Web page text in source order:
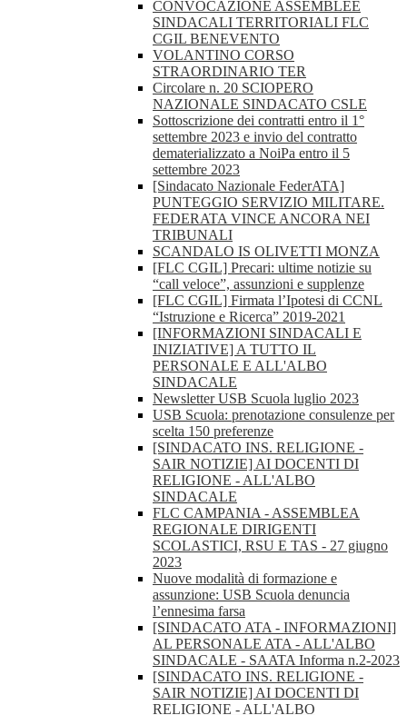
CONVOCAZIONE ASSEMBLEE
SINDACALI TERRITORIALI FLC
CGIL BENEVENTO
VOLANTINO CORSO
STRAORDINARIO TER
Circolare n. 20 SCIOPERO
NAZIONALE SINDACATO CSLE
Sottoscrizione dei contratti entro il 1°
settembre 2023 e invio del contratto
dematerializzato a NoiPa entro il 5
settembre 2023
[Sindacato Nazionale FederATA]
PUNTEGGIO SERVIZIO MILITARE.
FEDERATA VINCE ANCORA NEI
TRIBUNALI
SCANDALO IS OLIVETTI MONZA
[FLC CGIL] Precari: ultime notizie su
“call veloce”, assunzioni e supplenze
[FLC CGIL] Firmata l’Ipotesi di CCNL
“Istruzione e Ricerca” 2019-2021
[INFORMAZIONI SINDACALI E
INIZIATIVE] A TUTTO IL
PERSONALE E ALL'ALBO
SINDACALE
Newsletter USB Scuola luglio 2023
USB Scuola: prenotazione consulenze per
scelta 150 preferenze
[SINDACATO INS. RELIGIONE -
SAIR NOTIZIE] AI DOCENTI DI
RELIGIONE - ALL'ALBO
SINDACALE
FLC CAMPANIA - ASSEMBLEA
REGIONALE DIRIGENTI
SCOLASTICI, RSU E TAS - 27 giugno
2023
Nuove modalità di formazione e
assunzione: USB Scuola denuncia
l’ennesima farsa
[SINDACATO ATA - INFORMAZIONI]
AL PERSONALE ATA - ALL'ALBO
SINDACALE - SAATA Informa n.2-2023
[SINDACATO INS. RELIGIONE -
SAIR NOTIZIE] AI DOCENTI DI
RELIGIONE - ALL'ALBO